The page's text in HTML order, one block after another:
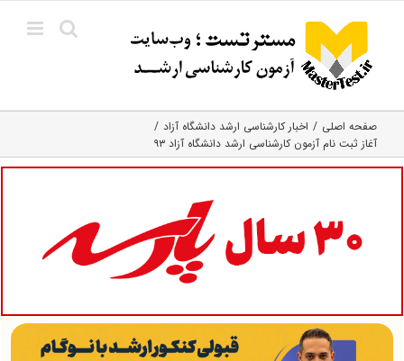
content
صفحه اصلی
اخبار کارشناسی ارشد دانشگاه آزاد
آغاز ثبت نام آزمون کارشناسی ارشد دانشگاه آزاد ۹۳